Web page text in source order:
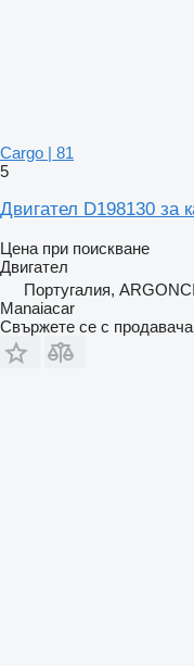
Cargo | 81
5
Двигател D198130 за
Цена при поискване
Двигател
Португалия,
Manaiacar
Свържете се с продавача